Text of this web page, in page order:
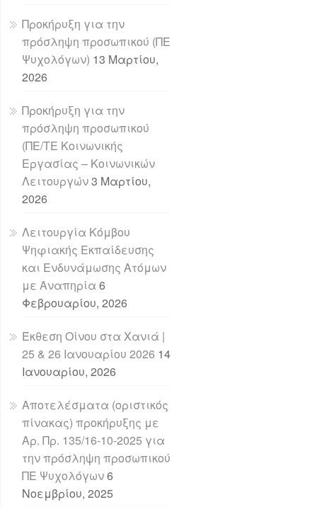
Προκήρυξη για την
πρόσληψη προσωπικού (ΠΕ
Ψυχολόγων) 13 Μαρτίου,
2026
Προκήρυξη για την
πρόσληψη προσωπικού
(ΠΕ/ΤΕ Κοινωνικής
Εργασίας – Κοινωνικών
Λειτουργών3 Μαρτίου,
2026
Λειτουργία Κόμβου
Ψηφιακής Εκπαίδευσης
και Ενδυνάμωσης Ατόμων
με Αναπηρία 6
Φεβρουαρίου, 2026
Έκθεση Οίνου στα Χανιά |
25 & 26 Ιανουαρίου 2026 14
Ιανουαρίου, 2026
Αποτελέσματα (οριστικός
πίνακας) προκήρυξης με
Αρ. Πρ. 135/16-10-2025 για
την πρόσληψη προσωπικού
ΠΕ Ψυχολόγων6
Νοεμβρίου, 2025